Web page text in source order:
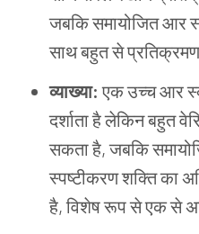
जबकि समायोजित आर
साथ बहुत से प्रतिक्रमण
व्याख्या: एक उच्च आर
दर्शाता है लेकिन बहुत
सकता है, जबकि
स्पष्टीकरण शक्ति का
है, विशेष रूप से एक से